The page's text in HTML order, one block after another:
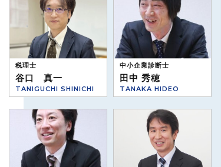
税理士
谷口 真一
TANIGUCHI SHINICHI
中小企業診断士
田中 秀穂
TANAKA HIDEO